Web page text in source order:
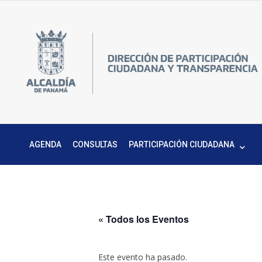
AGENDA CONSULTAS PARTICIPACIÓN CIUDADANA
« Todos los Eventos
Este evento ha pasado.